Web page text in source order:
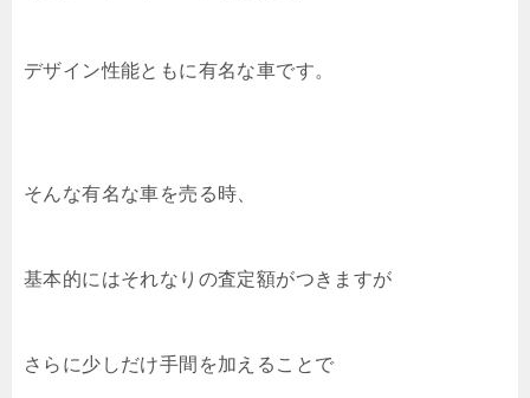
デザイン性能ともに有名な車です。
そんな有名な車を売る時、
基本的にはそれなりの査定額がつきますが
さらに少しだけ手間を加えることで